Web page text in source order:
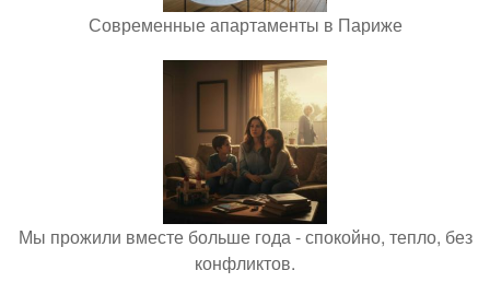
Современные апартаменты в Париже
Мы прожили вместе больше года - спокойно, тепло, без
конфликтов.